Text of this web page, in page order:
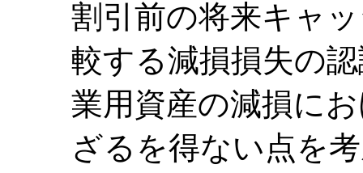
割引前の将来キャ
較する減損損失の
業用資産の減損に
ざるを得ない点を